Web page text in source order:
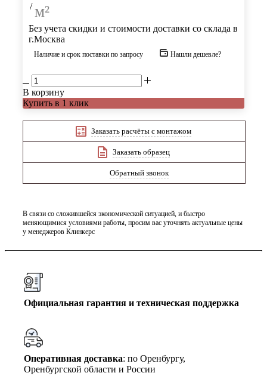
/ м²
Без учета скидки и стоимости доставки со склада в
г.Москва
Наличие и срок поставки по запросу Нашли дешевле?
В корзину
Купить в 1 клик
Заказать расчёты с монтажом
Заказать образец
Обратный звонок
В связи со сложившейся экономической ситуацией, и быстро
меняющимися условиями работы, просим вас уточнять актуальные цены
у менеджеров Клинкерс
Официальная гарантия и техническая поддержка
Оперативная доставка: по Оренбургу,
Оренбургской области и России